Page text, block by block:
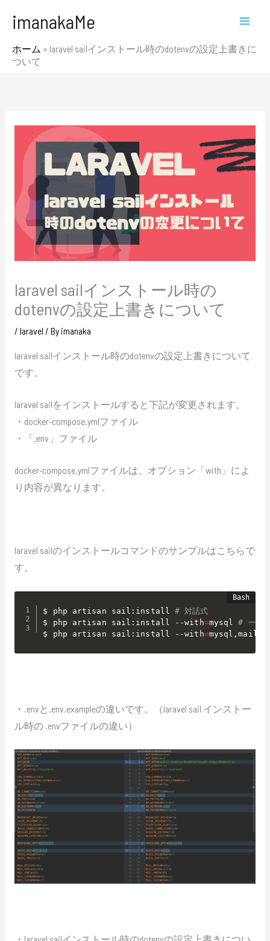
imanakaMe
ホーム » laravel sailインストール時のdotenvの設定上書きに
ついて
laravel sailインストール時の
dotenvの設定上書きについて
/ laravel / By imanaka
laravel sailインストール時のdotenvの設定上書きについて
です。
laravel sailをインストールすると下記が変更されます。
・docker-compose.ymlファイル
・「.env」ファイル
docker-compose.ymlファイルは、オプション「with」によ
り内容が異なります。
laravel sailのインストールコマンドのサンプルはこちらで
す。
$ php artisan sail:install # 対話式
$ php artisan sail:install --with=mysql # 一つ
$ php artisan sail:install --with=
・.envと.env.exampleの違いです。（laravel sail インストー
ル時の .envファイルの違い）